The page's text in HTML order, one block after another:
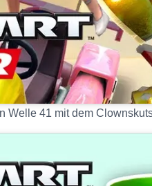
Welle 41 mit dem